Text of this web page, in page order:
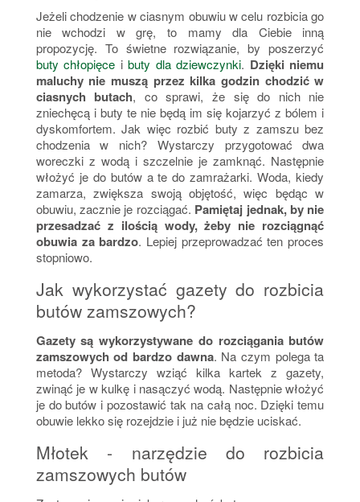
Jeżeli chodzenie w ciasnym obuwiu w celu rozbicia go
nie wchodzi w grę, to mamy dla Ciebie inną
propozycję. To świetne rozwiązanie, by poszerzyć
buty chłopięce ibuty dla dziewczynki. Dzięki niemu
maluchy nie muszą przez kilka godzin chodzić w
ciasnych butach, co sprawi, że się do nich nie
zniechęcą i buty te nie będą im się kojarzyć z bólem i
dyskomfortem. Jak więc rozbić buty z zamszu bez
chodzenia w nich? Wystarczy przygotować dwa
woreczki z wodą i szczelnie je zamknąć. Następnie
włożyć je do butów a te do zamrażarki. Woda, kiedy
zamarza, zwiększa swoją objętość, więc będąc w
obuwiu, zacznie je rozciągać. Pamiętaj jednak, by nie
przesadzać z ilością wody, żeby nie rozciągnąć
obuwia za bardzo. Lepiej przeprowadzać ten proces
stopniowo.
Jak wykorzystać gazety do rozbicia
butów zamszowych?
Gazety są wykorzystywane do rozciągania butów
zamszowych od bardzo dawna. Na czym polega ta
metoda? Wystarczy wziąć kilka kartek z gazety,
zwinąć je w kulkę i nasączyć wodą. Następnie włożyć
je do butów i pozostawić tak na całą noc. Dzięki temu
obuwie lekko się rozejdzie i już nie będzie uciskać.
Młotek - narzędzie do rozbicia
zamszowych butów